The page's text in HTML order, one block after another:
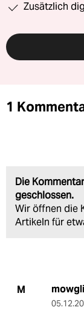
Zusätzlich
1
Die
geschlossen.
Wir öffnen die
Artikeln für
M mowgli